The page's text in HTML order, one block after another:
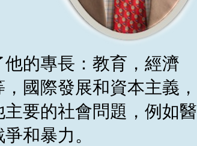
的專長：教育，經濟
國際發展和資本主義，
要的社會問題，例如醫
和暴力。